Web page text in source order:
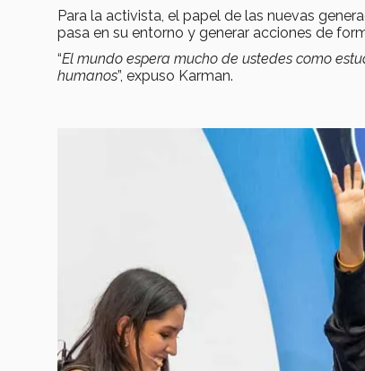
Para la activista, el papel de las nuevas
pasa en su entorno y generar acciones de
“El mundo espera mucho de ustedes como
humanos”, expuso Karman.